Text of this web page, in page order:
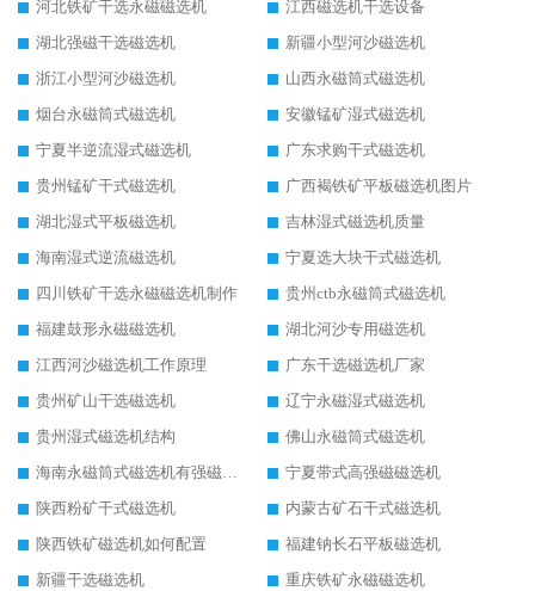
河北铁矿干选永磁磁选机
江西磁选机干选设备
湖北强磁干选磁选机
新疆小型河沙磁选机
浙江小型河沙磁选机
山西永磁筒式磁选机
烟台永磁筒式磁选机
安徽锰矿湿式磁选机
宁夏半逆流湿式磁选机
广东求购干式磁选机
贵州锰矿干式磁选机
广西褐铁矿平板磁选机图片
湖北湿式平板磁选机
吉林湿式磁选机质量
海南湿式逆流磁选机
宁夏选大块干式磁选机
四川铁矿干选永磁磁选机制作
贵州ctb永磁筒式磁选机
福建鼓形永磁磁选机
湖北河沙专用磁选机
江西河沙磁选机工作原理
广东干选磁选机厂家
贵州矿山干选磁选机
辽宁永磁湿式磁选机
贵州湿式磁选机结构
佛山永磁筒式磁选机
海南永磁筒式磁选机有强磁的吗
宁夏带式高强磁磁选机
陕西粉矿干式磁选机
内蒙古矿石干式磁选机
陕西铁矿磁选机如何配置
福建钠长石平板磁选机
新疆干选磁选机
重庆铁矿永磁磁选机